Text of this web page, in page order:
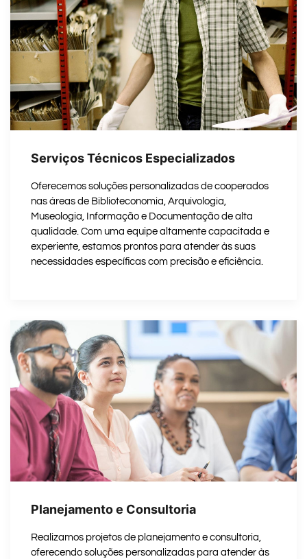
Serviços Técnicos Especializados
Oferecemos soluções personalizadas de cooperados
nas áreas de Biblioteconomia, Arquivologia,
Museologia, Informação e Documentação de alta
qualidade. Com uma equipe altamente capacitada e
experiente, estamos prontos para atender às suas
necessidades específicas com precisão e eficiência.
Planejamento e Consultoria
Realizamos projetos de planejamento e consultoria,
oferecendo soluções personalizadas para atender às